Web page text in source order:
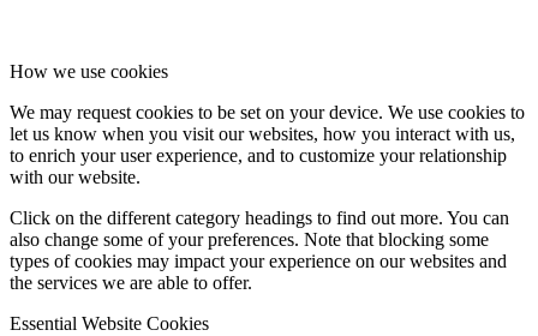
How we use cookies
We may request cookies to be set on your device. We use cookies to
let us know when you visit our websites, how you interact with us,
to enrich your user experience, and to customize your relationship
with our website.
Click on the different category headings to find out more. You can
also change some of your preferences. Note that blocking some
types of cookies may impact your experience on our websites and
the services we are able to offer.
Essential Website Cookies